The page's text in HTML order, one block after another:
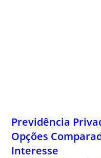
Previdência
Opções
Interesse